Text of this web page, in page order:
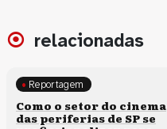
relacionadas
Políticas culturais
Reportagem
Como o setor do cinema
das periferias de SP se